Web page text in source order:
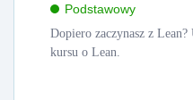
Podstawowy
Dopiero zaczynasz z
kursu o Lean.